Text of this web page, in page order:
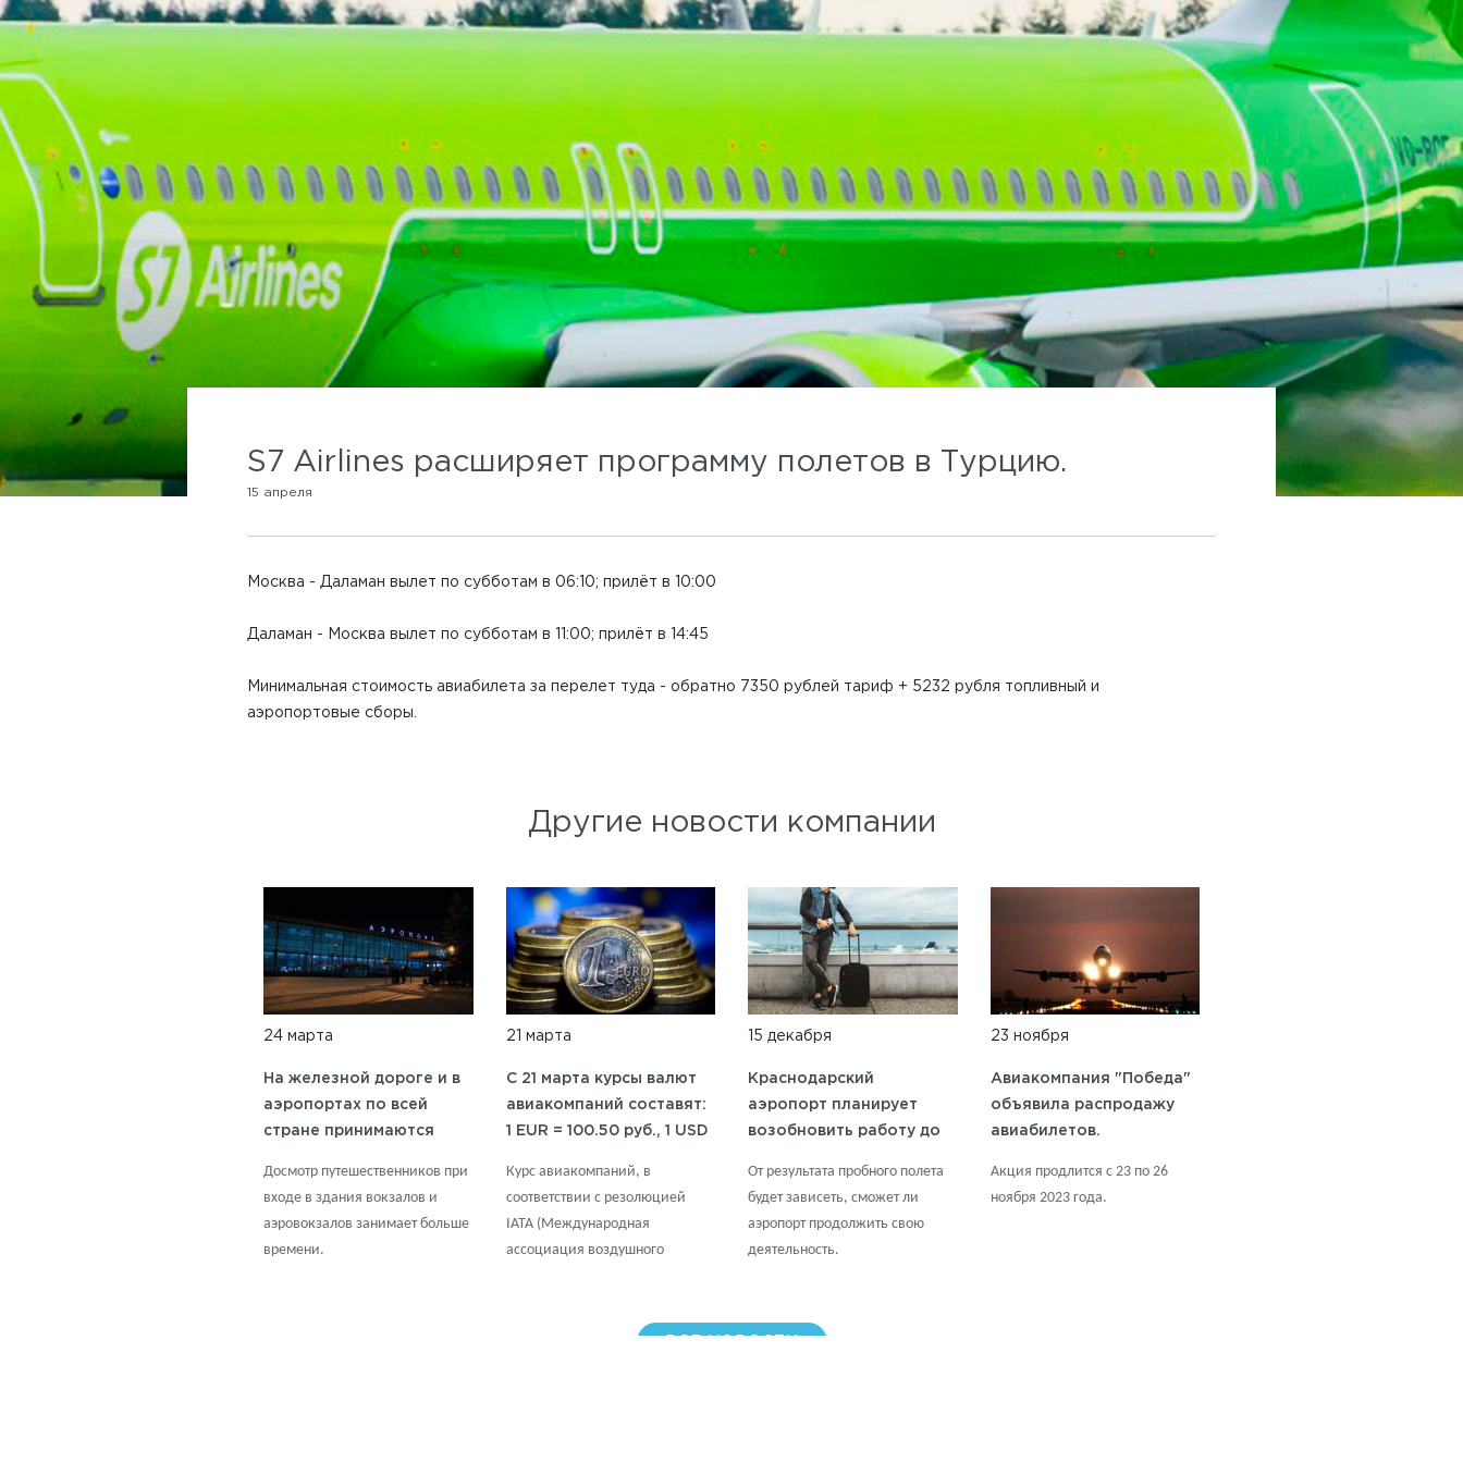
S7 Airlines расширяет программу полетов в Турцию.
15 апреля
Москва - Даламан вылет по субботам в 06:10; прилёт в 10:00
Даламан - Москва вылет по субботам в 11:00; прилёт в 14:45
Минимальная стоимость авиабилета за перелет туда - обратно 7350 рублей тариф + 5232 рубля топливный и
аэропортовые сборы.
Другие новости компании
24 марта
На железной дороге и в
аэропортах по всей
стране принимаются
Досмотр путешественников при
входе в здания вокзалов и
аэровокзалов занимает больше
времени.
21 марта
C 21 марта курсы валют
авиакомпаний составят:
1 EUR = 100.50 руб., 1 USD
Курс авиакомпаний, в
соответствии с резолюцией
IATA (Международная
ассоциация воздушного
публикуемых ЦБ на вторник
15 декабря
Краснодарский
аэропорт планирует
возобновить работу до
От результата пробного полета
будет зависеть, сможет ли
аэропорт продолжить свою
деятельность.
23 ноября
Авиакомпания "Победа"
объявила распродажу
авиабилетов.
Акция продлится с 23 по 26
ноября 2023 года.